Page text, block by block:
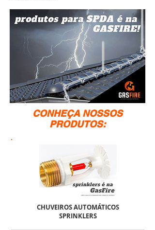
CONHEÇA NOSSOS
PRODUTOS:
CHUVEIROS AUTOMÁTICOS
SPRINKLERS